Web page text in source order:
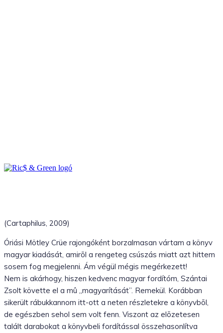
(Cartaphilus, 2009)
Óriási Mötley Crüe rajongóként borzalmasan vártam a könyv
magyar kiadását, amirõl a rengeteg csúszás miatt azt hittem
sosem fog megjelenni. Ám végül mégis megérkezett!
Nem is akárhogy, hiszen kedvenc magyar fordítóm, Szántai
Zsolt követte el a mû „magyarítását”. Remekül. Korábban
sikerült rábukkannom itt-ott a neten részletekre a könyvbõl,
de egészben sehol sem volt fenn. Viszont az elõzetesen
talált darabokat a könyvbeli fordítással összehasonlítva